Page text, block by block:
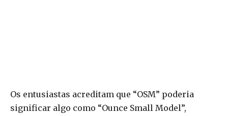
Os entusiastas acreditam que “OSM” poderia
significar algo como “Ounce Small Model”,